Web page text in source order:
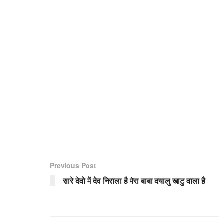
Previous Post
सारे देवो में देव निराला है मेरा बाबा दयालु खाटु वाला है